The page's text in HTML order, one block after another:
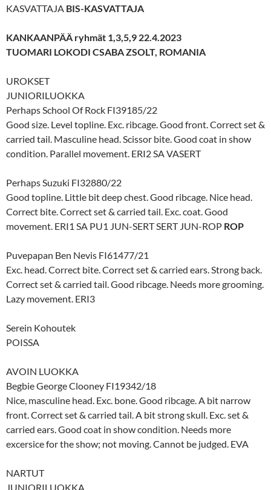
KASVATTAJA BIS-KASVATTAJA
KANKAANPÄÄ ryhmät 1,3,5,9 22.4.2023
TUOMARI LOKODI CSABA ZSOLT, ROMANIA
UROKSET
JUNIORILUOKKA
Perhaps School Of Rock FI39185/22
Good size. Level topline. Exc. ribcage. Good front. Correct set &
carried tail. Masculine head. Scissor bite. Good coat in show
condition. Parallel movement. ERI2 SA VASERT
Perhaps Suzuki FI32880/22
Good topline. Little bit deep chest. Good ribcage. Nice head.
Correct bite. Correct set & carried tail. Exc. coat. Good
movement. ERI1 SA PU1 JUN-SERT SERT JUN-ROP ROP
Puvepapan Ben Nevis FI61477/21
Exc. head. Correct bite. Correct set & carried ears. Strong back.
Correct set & carried tail. Good ribcage. Needs more grooming.
Lazy movement. ERI3
Serein Kohoutek
POISSA
AVOIN LUOKKA
Begbie George Clooney FI19342/18
Nice, masculine head. Exc. bone. Good ribcage. A bit narrow
front. Correct set & carried tail. A bit strong skull. Exc. set &
carried ears. Good coat in show condition. Needs more
excersice for the show; not moving. Cannot be judged. EVA
NARTUT
JUNIORILUOKKA